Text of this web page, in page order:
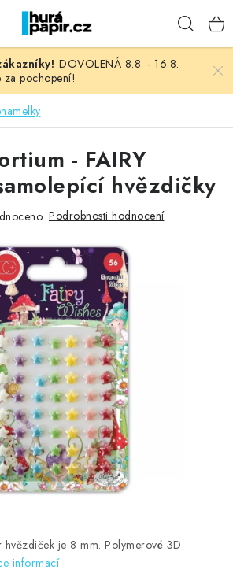
Moje objednávka
Oblíbené ♥️
Obchodní podmínky
údajů
Ověřování recenzí
DOVOLENÁ 8.8. - 16.8.
pochopení!
je 8 mm. Polymerové 3D
informací
- FAIRY
hvězdičky
Podrobnosti hodnocení